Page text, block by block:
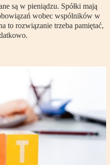
są w pieniądzu. Spółki mają
wobec wspólników w
to rozwiązanie trzeba pamiętać,